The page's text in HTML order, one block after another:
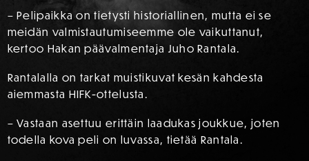
– Pelipaikka on tietysti historiallinen, mutta ei se
meidän valmistautumiseemme ole vaikuttanut,
kertoo Hakan päävalmentaja Juho Rantala.
Rantalalla on tarkat muistikuvat kesän kahdesta
aiemmasta HIFK-ottelusta.
– Vastaan asettuu erittäin laadukas joukkue, joten
todella kova peli on luvassa, tietää Rantala.